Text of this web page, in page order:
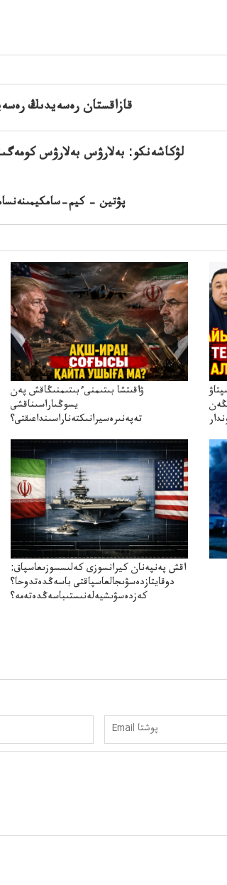
پۋتين –
قازاقستان رەسەيدىڭ
لۋكاشەنكو: بەلارۋس بەلارۋس
ۋاقىتشا بىتىمنىءبىتىمنىڭاقش پەن
يسوڭىاراسىناقشى
تەپەنىرەسيرانىكتەناراسىنداعىقتى؟
اقش پەنپەنان كيرانسوزى كەلىسسوزىعاسپاق:
دوقايتازدەسۋىجالعاسپاقتى باسەڭدەتدوحا؟
كەزدەسۋىشيەلەنىستىباسەڭدەتەمە؟